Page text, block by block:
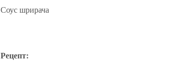
Соус шрирача
Рецепт: